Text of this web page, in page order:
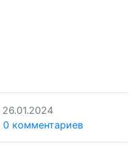
26.01.2024
0 комментариев